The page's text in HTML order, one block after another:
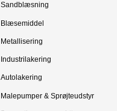
Sandblæsning
Blæsemiddel
Metallisering
Industrilakering
Autolakering
Malepumper & Sprøjteudstyr